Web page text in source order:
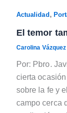
Actualidad,
El temor
Carolina
Por: Pbro.
cierta
sobre la fe y
campo cerca